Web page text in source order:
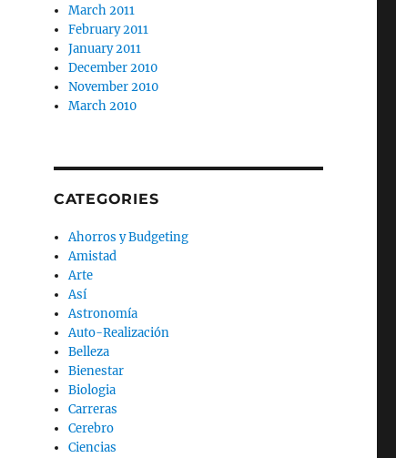
March 2011
February 2011
January 2011
December 2010
November 2010
March 2010
CATEGORIES
Ahorros y Budgeting
Amistad
Arte
Así
Astronomía
Auto-Realización
Belleza
Bienestar
Biologia
Carreras
Cerebro
Ciencias